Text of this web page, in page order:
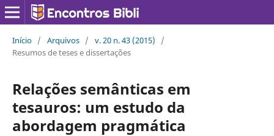
Início / Arquivos / v. 20 n. 43 (2015)
/
Resumos de teses e dissertações
Relações semânticas em
tesauros: um estudo da
abordagem pragmática